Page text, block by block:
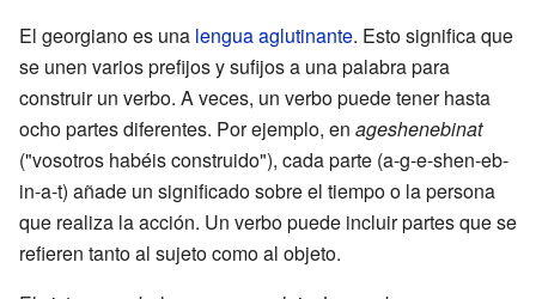
El georgiano es una lengua aglutinante. Esto significa que
se unen varios prefijos y sufijos a una palabra para
construir un verbo. A veces, un verbo puede tener hasta
ocho partes diferentes. Por ejemplo, en ageshenebinat
("vosotros habéis construido"), cada parte (a-g-e-shen-eb-
in-a-t) añade un significado sobre el tiempo o la persona
que realiza la acción. Un verbo puede incluir partes que se
refieren tanto al sujeto como al objeto.